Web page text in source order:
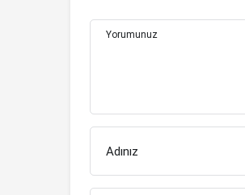
Yorumunuz
Adınız